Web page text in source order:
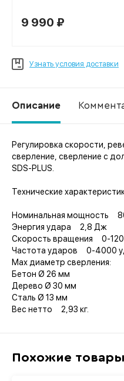
9 990 ₽
Узнать условия доставки
Описание
Регулировка скорости,
сверление, сверление с
SDS-PLUS.
Технические
Номинальная мощность
Энергия удара 2,8 Дж
Скорость вращения 0-
Частота ударов 0-4000
Мах диаметр сверления:
Бетон Ø 26 мм
Дерево Ø 30 мм
Сталь Ø 13 мм
Вес нетто 2,93 кг.
Похожие товары